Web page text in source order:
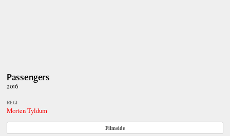
Passengers
2016
REGI
Morten Tyldum
Filmside